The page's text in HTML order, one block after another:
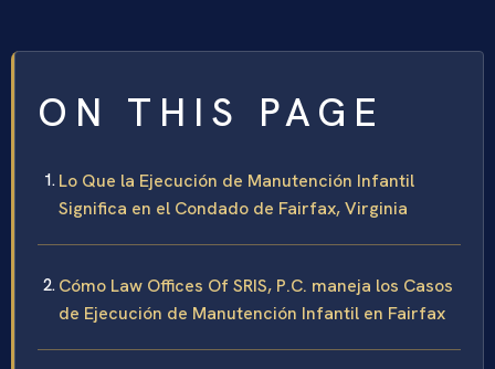
ON THIS PAGE
Lo Que la Ejecución de Manutención Infantil
Significa en el Condado de Fairfax, Virginia
Cómo Law Offices Of SRIS, P.C. maneja los Casos
de Ejecución de Manutención Infantil en Fairfax